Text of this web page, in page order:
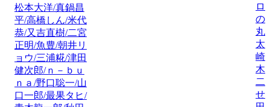
松本大洋/真鍋昌
平/高橋しん/米代
恭/又吉直樹/二宮
正明/魚豊/朝井リ
ョウ/三浦糀/津田
健次郎/ｎ－ｂｕ
ｎａ/野口聡一/山
口一郎/最果タヒ/
ロ
の
丸
太
崎
木
二
せ